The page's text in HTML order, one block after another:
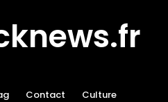
Contact Culture